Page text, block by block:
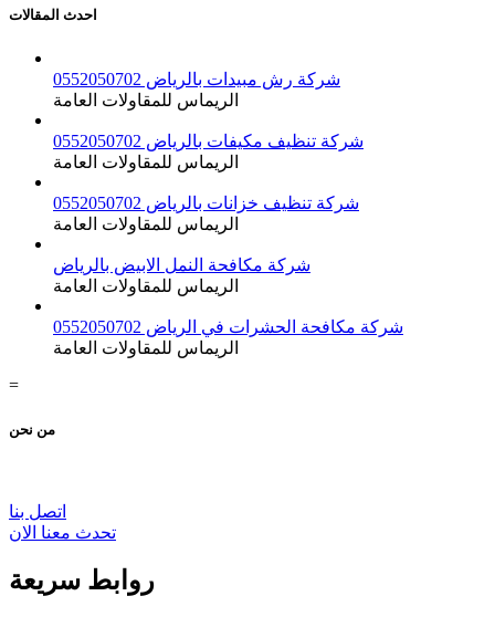
احدث المقالات
شركة رش مبيدات بالرياض 0552050702
الريماس للمقاولات العامة
شركة تنظيف مكيفات بالرياض 0552050702
الريماس للمقاولات العامة
شركة تنظيف خزانات بالرياض 0552050702
الريماس للمقاولات العامة
شركة مكافحة النمل الابيض بالرياض
الريماس للمقاولات العامة
شركة مكافحة الحشرات في الرياض 0552050702
الريماس للمقاولات العامة
=
من نحن
اتصل بنا
تحدث معنا الان
روابط سريعة